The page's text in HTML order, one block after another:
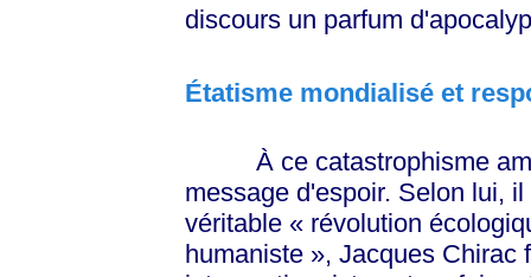
discours un parfum
Étatisme mondialisé et
À ce catastrophisme
message d'espoir. Selon lui,
véritable « révolution
humaniste », Jacques Chirac